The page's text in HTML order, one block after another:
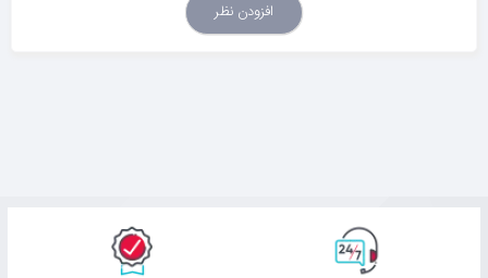
افزودن نظر